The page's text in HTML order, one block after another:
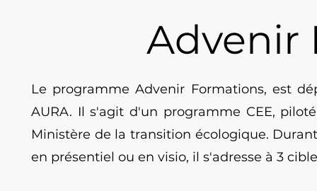
Advenir
Le programme Advenir Formations, est
AURA. Il s'agit d'un programme CEE,
Ministère de la transition écologique.
en présentiel ou en visio, il s'adresse à 3